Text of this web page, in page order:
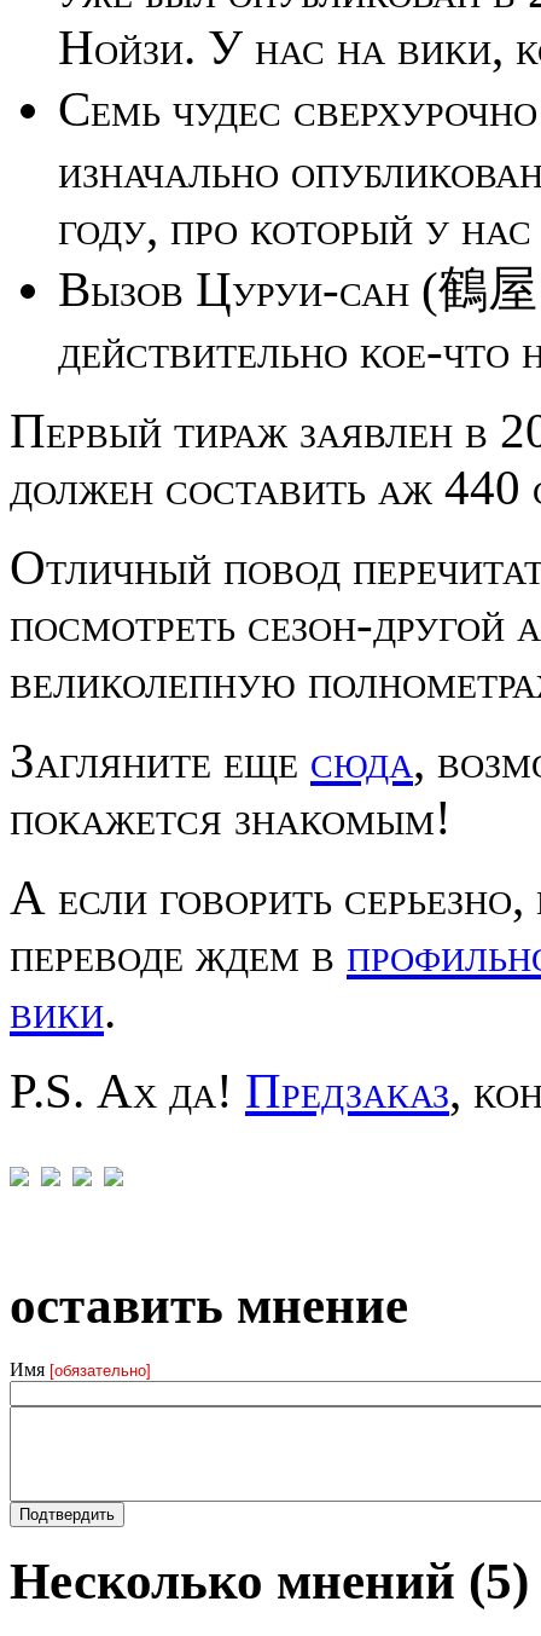
Нойзи. У нас на вики,
Семь чудес
изначально
году, про который у
Вызов Цуруи-сан (鶴
действительно кое-что
Первый тираж заявлен в
должен составить аж 440
Отличный повод
посмотреть сезон-другой
великолепную
Загляните еще сюда,
покажется знакомым!
А если говорить
переводе ждем в
вики.
P.S. Ах да! Предзаказ,
оставить мнение
Имя [обязательно]
Несколько мнений (5)